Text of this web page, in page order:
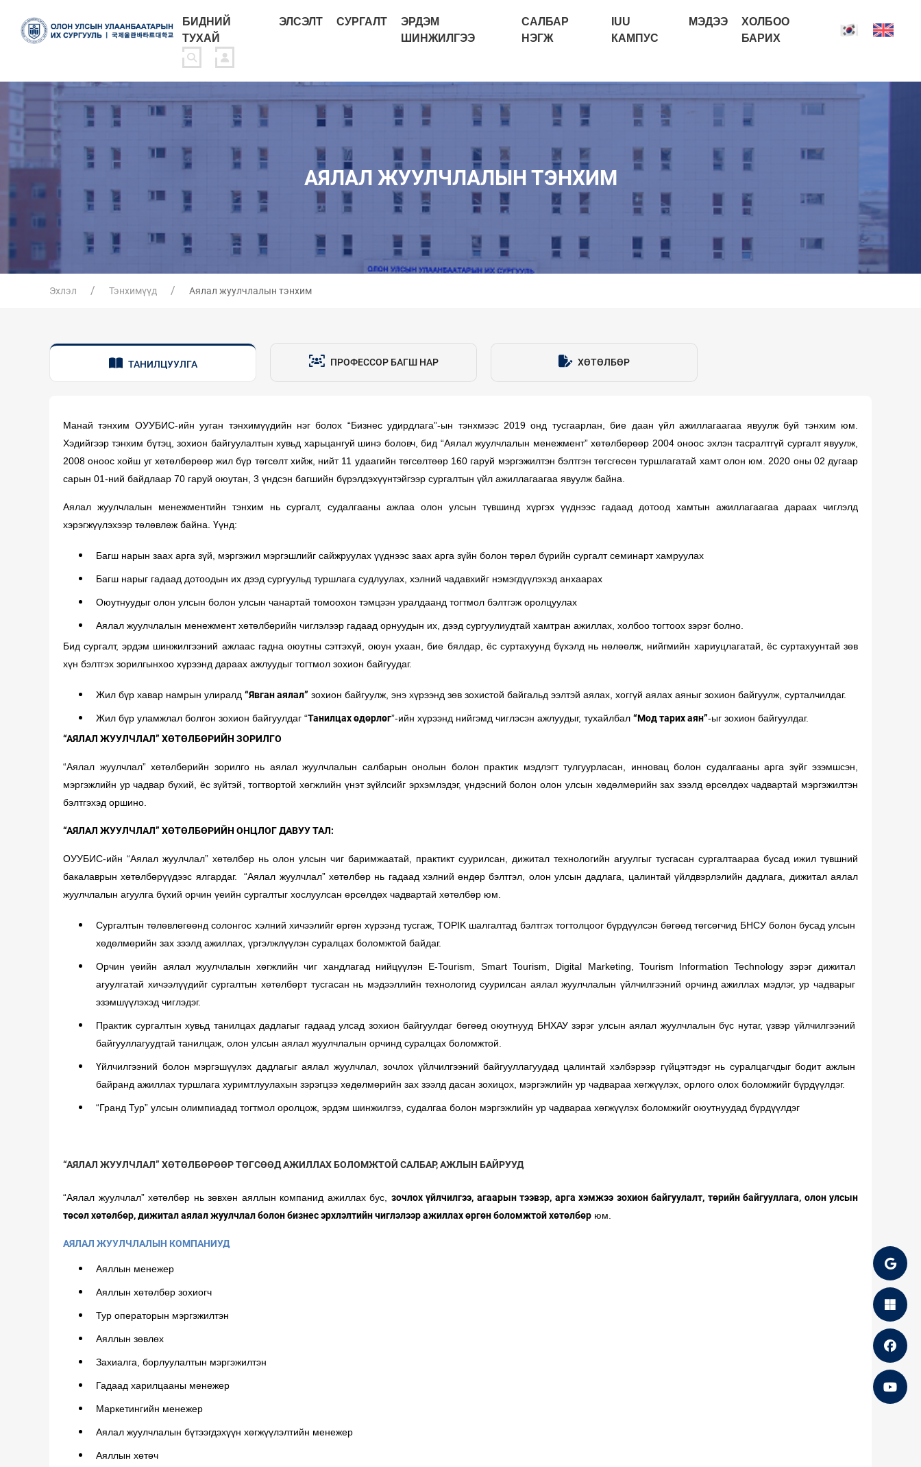
БИДНИЙ
ТУХАЙ
ЭЛСЭЛТ СУРГАЛТ
ЭРДЭМ
ШИНЖИЛГЭЭ
САЛБАР
НЭГЖ
IUU
КАМПУС
МЭДЭЭ
ХОЛБОО
БАРИХ
АЯЛАЛ ЖУУЛЧЛАЛЫН ТЭНХИМ
Эхлэл Тэнхимүүд Аялал жуулчлалын тэнхим
ТАНИЛЦУУЛГА ПРОФЕССОР БАГШ НАР ХӨТӨЛБӨР
Манай тэнхим ОУУБИС-ийн ууган тэнхимүүдийн нэг болох “Бизнес удирдлага”-ын тэнхмээс 2019 онд тусгаарлан, бие даан үйл ажиллагаагаа явуулж буй тэнхим юм.
Хэдийгээр тэнхим бүтэц, зохион байгуулалтын хувьд харьцангуй шинэ боловч, бид “Аялал жуулчлалын менежмент” хөтөлбөрөөр 2004 оноос эхлэн тасралтгүй сургалт явуулж,
2008 оноос хойш уг хөтөлбөрөөр жил бүр төгсөлт хийж, нийт 11 удаагийн төгсөлтөөр 160 гаруй мэргэжилтэн бэлтгэн төгсгөсөн туршлагатай хамт олон юм. 2020 оны 02 дугаар
сарын 01-ний байдлаар 70 гаруй оюутан, 3 үндсэн багшийн бүрэлдэхүүнтэйгээр сургалтын үйл ажиллагаагаа явуулж байна.
Аялал жуулчлалын менежментийн тэнхим нь сургалт, судалгааны ажлаа олон улсын түвшинд хүргэх үүднээс гадаад дотоод хамтын ажиллагаагаа дараах чиглэлд
хэрэгжүүлэхээр төлөвлөж байна. Үүнд:
Багш нарын заах арга зүй, мэргэжил мэргэшлийг сайжруулах үүднээс заах арга зүйн болон төрөл бүрийн сургалт семинарт хамруулах
Багш нарыг гадаад дотоодын их дээд сургуульд туршлага судлуулах, хэлний чадавхийг нэмэгдүүлэхэд анхаарах
Оюутнуудыг олон улсын болон улсын чанартай томоохон тэмцээн уралдаанд тогтмол бэлтгэж оролцуулах
Аялал жуулчлалын менежмент хөтөлбөрийн чиглэлээр гадаад орнуудын их, дээд сургуулиудтай хамтран ажиллах, холбоо тогтоох зэрэг болно.
Бид сургалт, эрдэм шинжилгээний ажлаас гадна оюутны сэтгэхүй, оюун ухаан, бие бялдар, ёс суртахуунд бүхэлд нь нөлөөлж, нийгмийн хариуцлагатай, ёс суртахуунтай зөв
хүн бэлтгэх зорилгынхоо хүрээнд дараах ажлуудыг тогтмол зохион байгуудаг.
Жил бүр хавар намрын улиралд “Явган аялал” зохион байгуулж, энэ хүрээнд зөв зохистой байгальд ээлтэй аялах, хоггүй аялах аяныг зохион байгуулж, сурталчилдаг.
Жил бүр уламжлал болгон зохион байгуулдаг “Танилцах өдөрлөг”-ийн хүрээнд нийгэмд чиглэсэн ажлуудыг, тухайлбал “Мод тарих аян”-ыг зохион байгуулдаг.
“АЯЛАЛ ЖУУЛЧЛАЛ” ХӨТӨЛБӨРИЙН ЗОРИЛГО
“Аялал жуулчлал” хөтөлбөрийн зорилго нь аялал жуулчлалын салбарын онолын болон практик мэдлэгт тулгуурласан, инновац болон судалгааны арга зүйг эзэмшсэн,
мэргэжлийн ур чадвар бүхий, ёс зүйтэй, тогтвортой хөгжлийн үнэт зүйлсийг эрхэмлэдэг, үндэсний болон олон улсын хөдөлмөрийн зах зээлд өрсөлдөх чадвартай мэргэжилтэн
бэлтгэхэд оршино.
“АЯЛАЛ ЖУУЛЧЛАЛ” ХӨТӨЛБӨРИЙН ОНЦЛОГ ДАВУУ ТАЛ:
ОУУБИС-ийн “Аялал жуулчлал” хөтөлбөр нь олон улсын чиг баримжаатай, практикт суурилсан, дижитал технологийн агуулгыг тусгасан сургалтаараа бусад ижил түвшний
бакалаврын хөтөлбөрүүдээс ялгардаг. “Аялал жуулчлал” хөтөлбөр нь гадаад хэлний өндөр бэлтгэл, олон улсын дадлага, цалинтай үйлдвэрлэлийн дадлага, дижитал аялал
жуулчлалын агуулга бүхий орчин үеийн сургалтыг хослуулсан өрсөлдөх чадвартай хөтөлбөр юм.
Сургалтын төлөвлөгөөнд солонгос хэлний хичээлийг өргөн хүрээнд тусгаж, TOPIK шалгалтад бэлтгэх тогтолцоог бүрдүүлсэн бөгөөд төгсөгчид БНСУ болон бусад улсын
хөдөлмөрийн зах зээлд ажиллах, үргэлжлүүлэн суралцах боломжтой байдаг.
Орчин үеийн аялал жуулчлалын хөгжлийн чиг хандлагад нийцүүлэн E-Tourism, Smart Tourism, Digital Marketing, Tourism Information Technology зэрэг дижитал
агуулгатай хичээлүүдийг сургалтын хөтөлбөрт тусгасан нь мэдээллийн технологид суурилсан аялал жуулчлалын үйлчилгээний орчинд ажиллах мэдлэг, ур чадварыг
эзэмшүүлэхэд чиглэдэг.
Практик сургалтын хувьд танилцах дадлагыг гадаад улсад зохион байгуулдаг бөгөөд оюутнууд БНХАУ зэрэг улсын аялал жуулчлалын бүс нутаг, үзвэр үйлчилгээний
байгууллагуудтай танилцаж, олон улсын аялал жуулчлалын орчинд суралцах боломжтой.
Үйлчилгээний болон мэргэшүүлэх дадлагыг аялал жуулчлал, зочлох үйлчилгээний байгууллагуудад цалинтай хэлбэрээр гүйцэтгэдэг нь суралцагчдыг бодит ажлын
байранд ажиллах туршлага хуримтлуулахын зэрэгцээ хөдөлмөрийн зах зээлд дасан зохицох, мэргэжлийн ур чадвараа хөгжүүлэх, орлого олох боломжийг бүрдүүлдэг.
“Гранд Тур” улсын олимпиадад тогтмол оролцож, эрдэм шинжилгээ, судалгаа болон мэргэжлийн ур чадвараа хөгжүүлэх боломжийг оюутнуудад бүрдүүлдэг
“АЯЛАЛ ЖУУЛЧЛАЛ” ХӨТӨЛБӨРӨӨР ТӨГСӨӨД АЖИЛЛАХ БОЛОМЖТОЙ САЛБАР, АЖЛЫН БАЙРУУД
“Аялал жуулчлал” хөтөлбөр нь зөвхөн аяллын компанид ажиллах бус, зочлох үйлчилгээ, агаарын тээвэр, арга хэмжээ зохион байгуулалт, төрийн байгууллага, олон улсын
төсөл хөтөлбөр, дижитал аялал жуулчлал болон бизнес эрхлэлтийн чиглэлээр ажиллах өргөн боломжтой хөтөлбөр юм.
АЯЛАЛ ЖУУЛЧЛАЛЫН КОМПАНИУД
Аяллын менежер
Аяллын хөтөлбөр зохиогч
Тур операторын мэргэжилтэн
Аяллын зөвлөх
Захиалга, борлуулалтын мэргэжилтэн
Гадаад харилцааны менежер
Маркетингийн менежер
Аялал жуулчлалын бүтээгдэхүүн хөгжүүлэлтийн менежер
Аяллын хөтөч